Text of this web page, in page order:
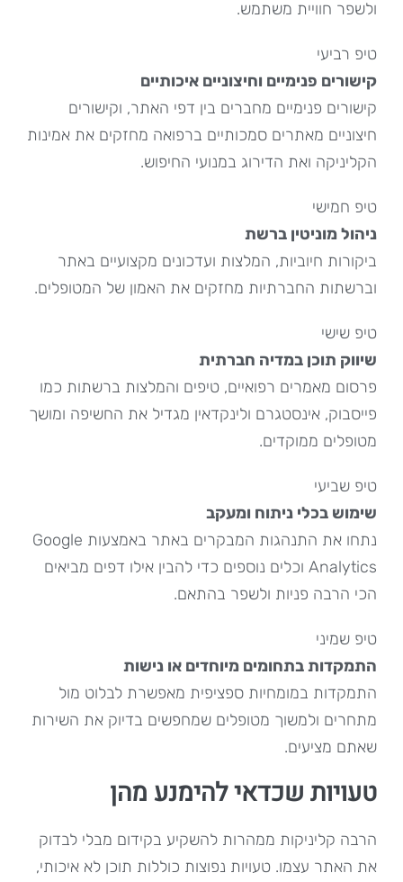
ולשפר חוויית משתמש.
טיפ רביעי
קישורים פנימיים וחיצוניים איכותיים
קישורים פנימיים מחברים בין דפי האתר, וקישורים
חיצוניים מאתרים סמכותיים ברפואה מחזקים את אמינות
הקליניקה ואת הדירוג במנועי החיפוש.
טיפ חמישי
ניהול מוניטין ברשת
ביקורות חיוביות, המלצות ועדכונים מקצועיים באתר
וברשתות החברתיות מחזקים את האמון של המטופלים.
טיפ שישי
שיווק תוכן במדיה חברתית
פרסום מאמרים רפואיים, טיפים והמלצות ברשתות כמו
פייסבוק, אינסטגרם ולינקדאין מגדיל את החשיפה ומושך
מטופלים ממוקדים.
טיפ שביעי
שימוש בכלי ניתוח ומעקב
נתחו את התנהגות המבקרים באתר באמצעות Google
Analytics וכלים נוספים כדי להבין אילו דפים מביאים
הכי הרבה פניות ולשפר בהתאם.
טיפ שמיני
התמקדות בתחומים מיוחדים או נישות
התמקדות במומחיות ספציפית מאפשרת לבלוט מול
מתחרים ולמשוך מטופלים שמחפשים בדיוק את השירות
שאתם מציעים.
טעויות שכדאי להימנע מהן
הרבה קליניקות ממהרות להשקיע בקידום מבלי לבדוק
את האתר עצמו. טעויות נפוצות כוללות תוכן לא איכותי,